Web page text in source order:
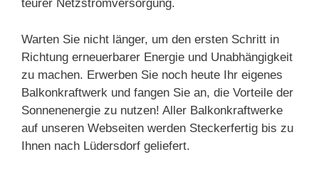
teurer Netzstromversorgung.
Warten Sie nicht länger, um den ersten Schritt in
Richtung erneuerbarer Energie und Unabhängigkeit
zu machen. Erwerben Sie noch heute Ihr eigenes
Balkonkraftwerk und fangen Sie an, die Vorteile der
Sonnenenergie zu nutzen! Aller Balkonkraftwerke
auf unseren Webseiten werden Steckerfertig bis zu
Ihnen nach Lüdersdorf geliefert.